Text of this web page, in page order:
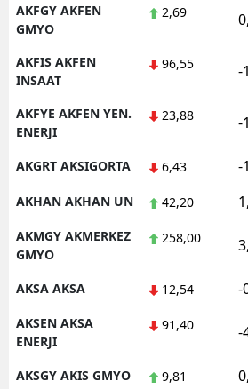
AKFGY AKFEN
GMYO
2,69
AKFIS AKFEN
INSAAT
96,55 -
AKFYE AKFEN YEN.
ENERJI
23,88 -
AKGRT AKSIGORTA 6,43 -
AKHAN AKHAN UN 42,20
AKMGY AKMERKEZ
GMYO
258,00
AKSA AKSA 12,54 -
AKSEN AKSA
ENERJI
91,40 -
AKSGY AKIS GMYO 9,81